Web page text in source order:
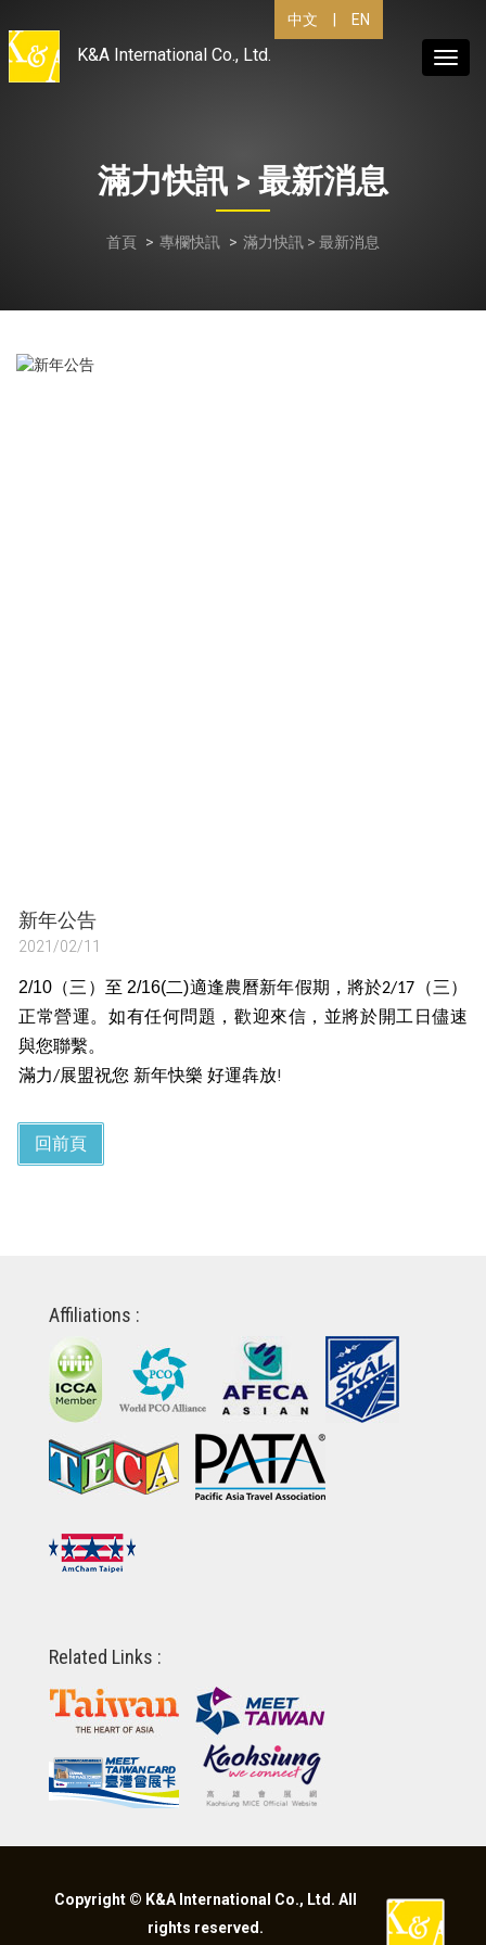
中文 EN
K&A International Co., Ltd.
滿力快訊 > 最新消息
首頁 專欄快訊 滿力快訊 > 最新消息
新年公告
2021/02/11
2/10（三） 至 2/16(二)適逢農曆新年假期，將於2/17（三）
正常營運。如有任何問題，歡迎來信，並將於開工日儘速
與您聯繫。
滿力/展盟祝您 新年快樂 好運犇放!
回前頁
Affiliations :
Related Links :
Copyright © K&A International Co., Ltd. All
rights reserved.